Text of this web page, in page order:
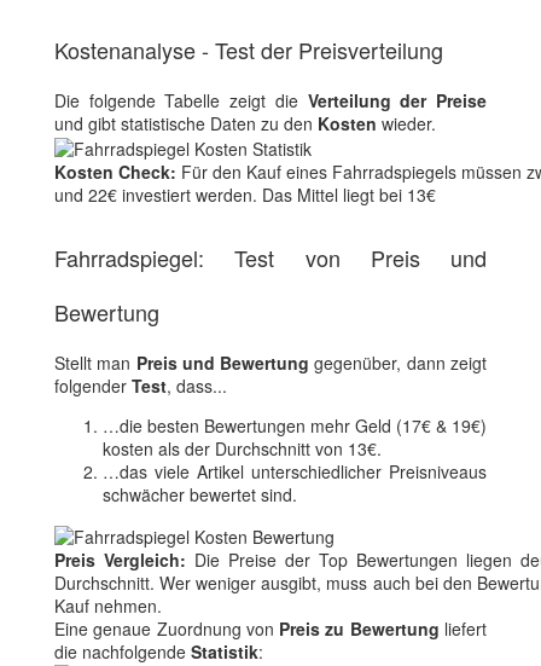
Kostenanalyse - Test der Preisverteilung
Die folgende Tabelle zeigt die Verteilung der Preise
und gibt statistische Daten zu den Kosten wieder.
Kosten Check: Für den Kauf eines Fahrradspiegels müssen
und 22€ investiert werden. Das Mittel liegt bei 13€
Fahrradspiegel: Test von Preis und
Bewertung
Stellt man Preis und Bewertung gegenüber, dann zeigt
folgender Test, dass...
…die besten Bewertungen mehr Geld (17€ & 19€)
kosten als der Durchschnitt von 13€.
…das viele Artikel unterschiedlicher Preisniveaus
schwächer bewertet sind.
Preis Vergleich: Die Preise der Top Bewertungen liegen
Durchschnitt. Wer weniger ausgibt, muss auch bei den
Kauf nehmen.
Eine genaue Zuordnung von Preis zu Bewertung liefert
die nachfolgende Statistik: